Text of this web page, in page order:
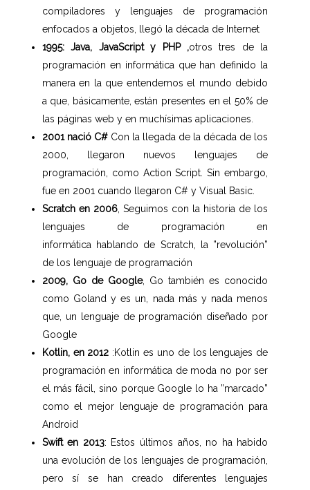
compiladores y lenguajes de programación
enfocados a objetos, llegó la década de Internet
1995: Java, JavaScript y PHP ,otros tres de la
programación en informática que han definido la
manera en la que entendemos el mundo debido
a que, básicamente, están presentes en el 50% de
las páginas web y en muchísimas aplicaciones.
2001 nació C# Con la llegada de la década de los
2000, llegaron nuevos lenguajes de
programación, como Action Script. Sin embargo,
fue en 2001 cuando llegaron C# y Visual Basic.
Scratch en 2006, Seguimos con la historia de los
lenguajes de programación en
informática hablando de Scratch, la ”revolución”
de los lenguaje de programación
2009, Go de Google, Go también es conocido
como Goland y es un, nada más y nada menos
que, un lenguaje de programación diseñado por
Google
Kotlin, en 2012 :Kotlin es uno de los lenguajes de
programación en informática de moda no por ser
el más fácil, sino porque Google lo ha ”marcado”
como el mejor lenguaje de programación para
Android
Swift en 2013: Estos últimos años, no ha habido
una evolución de los lenguajes de programación,
pero sí se han creado diferentes lenguajes